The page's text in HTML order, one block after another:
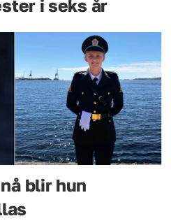
i seks år
blir hun